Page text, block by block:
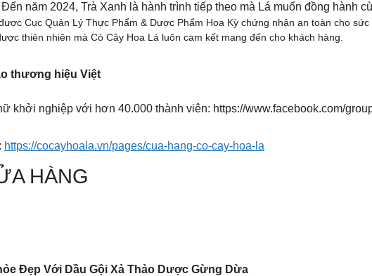
năm 2024, Trà Xanh là hành trình tiếp theo mà Lá muốn đồng hành
Cục Quản Lý Thực Phẩm & Dược Phẩm Hoa Kỳ chứng nhận an toàn cho
thiên nhiên mà Cỏ Cây Hoa Lá luôn cam kết mang đến cho khách hàng.
thương hiệu Việt
khởi nghiệp với hơn 40.000 thành viên: https://www.facebook.com/
https://cocayhoala.vn/pages/cua-hang-co-cay-hoa-la
HÀNG
Đẹp Với Dầu Gội Xả Thảo Dược Gừng Dừa